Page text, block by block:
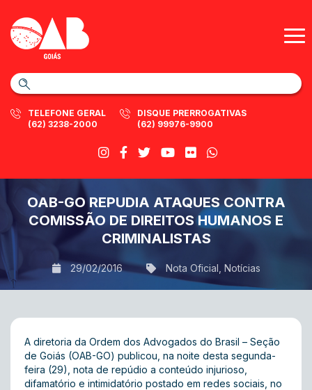
TELEFONE GERAL
(62) 3238-2000
DISQUE PRERROGATIVAS
(62) 99976-9900
OAB-GO REPUDIA ATAQUES CONTRA
COMISSÃO DE DIREITOS HUMANOS E
CRIMINALISTAS
29/02/2016 Nota Oficial Notícias
A diretoria da Ordem dos Advogados do Brasil – Seção
de Goiás (OAB-GO) publicou, na noite desta segunda-
feira (29), nota de repúdio a conteúdo injurioso,
difamatório e intimidatório postado em redes sociais, no